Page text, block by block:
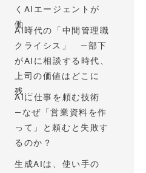
くAIエージェントが
働...
AI時代の「中間管理職
クライシス」 —部下
がAIに相談する時代、
上司の価値はどこに
残...
AIに仕事を頼む技術
—なぜ「営業資料を作
って」と頼むと失敗す
るのか？
生成AIは、使い手の